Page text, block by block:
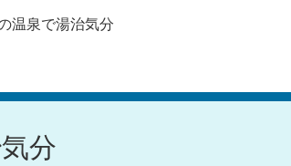
温泉で湯治気分
分